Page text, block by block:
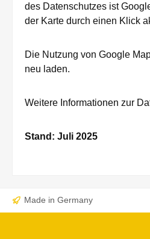
des Datenschutzes ist
der Karte durch einen Klick
Die Nutzung von Google
neu laden.
Weitere Informationen zur
Stand: Juli 2025
Made in Germany